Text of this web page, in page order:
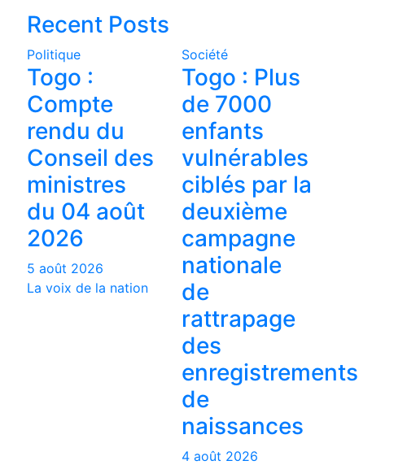
Recent Posts
Politique
Togo :
Compte
rendu du
Conseil des
ministres
du 04 août
2026
5 août 2026
La voix de la nation
Société
Togo : Plus
de 7000
enfants
vulnérables
ciblés par la
deuxième
campagne
nationale
de
rattrapage
des
enregistrements
de
naissances
4 août 2026